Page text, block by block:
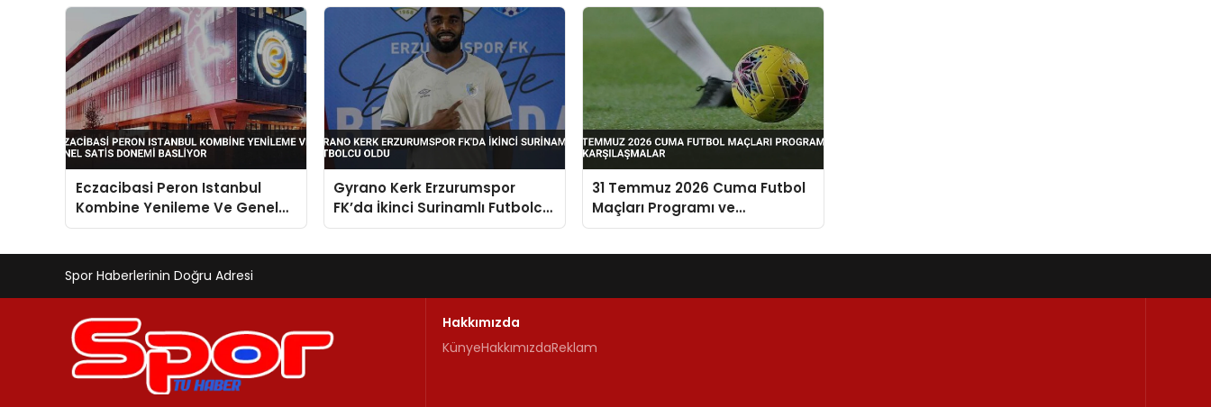
Eczacibasi Peron Istanbul
Kombine Yenileme Ve Genel
Satis Donemi Basliyor
Gyrano Kerk Erzurumspor
FK’da İkinci Surinamlı Futbolcu
Oldu
31 Temmuz 2026 Cuma Futbol
Maçları Programı ve
Karşılaşmalar
Spor Haberlerinin Doğru Adresi
Hakkımızda
KünyeHakkımızdaReklam